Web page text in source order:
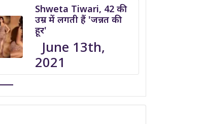
Shweta Tiwari, 42 की
उम्र में लगती हैं 'जन्नत की
हूर'
June 13th,
2021